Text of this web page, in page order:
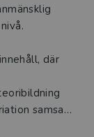
där
samsas